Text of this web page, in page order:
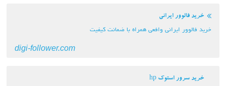
خرید فالوور ایرانی
خرید فالوور ایرانی وافعی همراه با ضمانت کیفیت
digi-follower.com
خرید سرور استوک hp